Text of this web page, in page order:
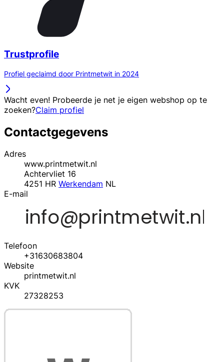
Trustprofile
Profiel geclaimd door Printmetwit in 2024
Wacht even! Probeerde je net je eigen webshop op te
zoeken?Claim profiel
Contactgegevens
Adres
www.printmetwit.nl
Achtervliet 16
4251 HR Werkendam NL
E-mail
Telefoon
+31630683804
Website
printmetwit.nl
KVK
27328253